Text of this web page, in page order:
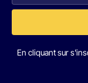
En cliquant sur